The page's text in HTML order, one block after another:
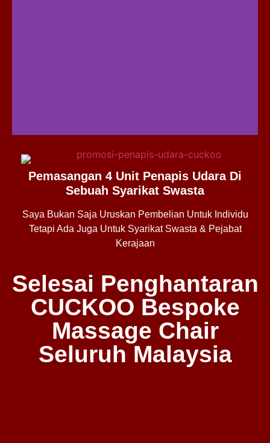
Pemasangan 4 Unit Penapis Udara Di
Sebuah Syarikat Swasta
Saya Bukan Saja Uruskan Pembelian Untuk Individu
Tetapi Ada Juga Untuk Syarikat Swasta & Pejabat
Kerajaan
Selesai Penghantaran
CUCKOO Bespoke
Massage Chair
Seluruh Malaysia